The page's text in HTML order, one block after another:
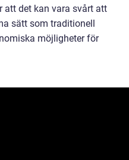
att det kan vara svårt att
sätt som traditionell
möjligheter för